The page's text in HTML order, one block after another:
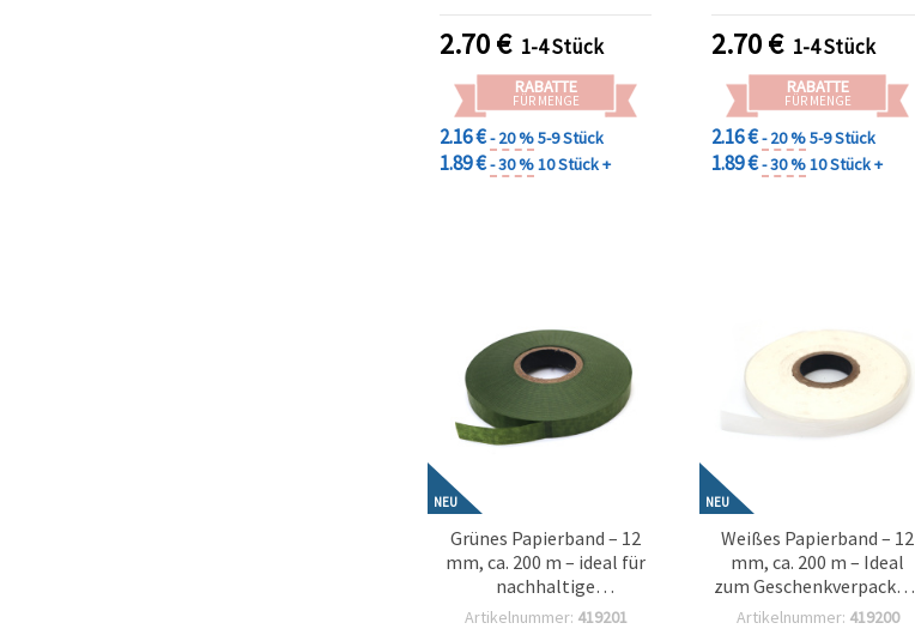
2.70€ 1-4 Stück
RABATTE
FÜR MENGE
2.16 €- 20 %5-9 Stück
1.89 €- 30 %10 Stück +
2.70€ 1-4 Stück
RABATTE
FÜR MENGE
2.16 €- 20 %5-9 Stück
1.89 €- 30 %10 Stück +
NEU
Grünes Papierband – 12
mm, ca. 200 m – ideal für
nachhaltige
Geschenkverpackung &
Artikelnummer: 419201
NEU
Weißes Papierband – 12
mm, ca. 200 m – Ideal
zum Geschenkverpacken,
Basteln & natürliche
Artikelnummer: 419200